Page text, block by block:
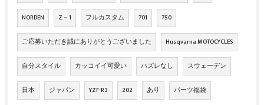
NORDEN Z－1 フルカスタム 701 750
ご応募いただき誠にありがとうございました Husqvarna MOTOCYCLES
自分スタイル カッコイイ可愛い ハズレなし スウェーデン
日本 ジャパン YZF-R3 202 あり パーツ福袋